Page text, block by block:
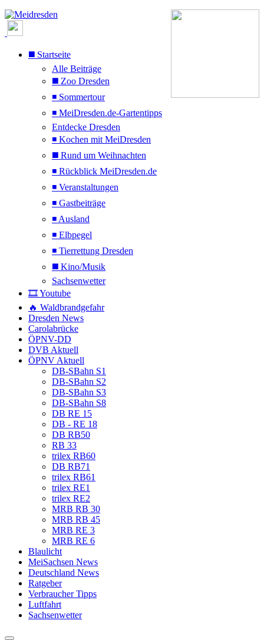
◼️ Startseite
Alle Beiträge
◼️ Zoo Dresden
◾ Sommertour
◾ MeiDresden.de-Gartentipps
Entdecke Dresden
◾ Kochen mit MeiDresden
◼️ Rund um Weihnachten
◾ Rückblick MeiDresden.de
◾ Veranstaltungen
◾ Gastbeiträge
◾ Ausland
◾ Elbpegel
◾ Tierrettung Dresden
◼️ Kino/Musik
Sachsenwetter
🎞️ Youtube
🔥 Waldbrandgefahr
Dresden News
Carolabrücke
ÖPNV-DD
DVB Aktuell
ÖPNV Aktuell
DB-SBahn S1
DB-SBahn S2
DB-SBahn S3
DB-SBahn S8
DB RE 15
DB - RE 18
DB RB50
RB 33
trilex RB60
DB RB71
trilex RB61
trilex RE1
trilex RE2
MRB RB 30
MRB RB 45
MRB RE 3
MRB RE 6
Blaulicht
MeiSachsen News
Deutschland News
Ratgeber
Verbraucher Tipps
Luftfahrt
Sachsenwetter